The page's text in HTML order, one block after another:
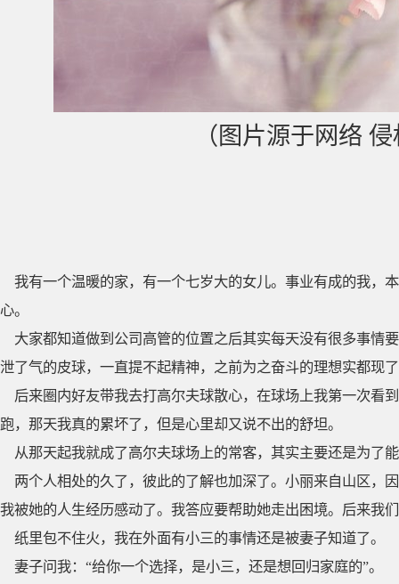
（图片源于网络
我有一个温暖的家，有一个七岁大的女儿。事业有成的我，
心。
大家都知道做到公司高管的位置之后其实每天没有很多事情
泄了气的皮球，一直提不起精神，之前为之奋斗的理想实都现
后来圈内好友带我去打高尔夫球散心，在球场上我第一次看
跑，那天我真的累坏了，但是心里却又说不出的舒坦。
从那天起我就成了高尔夫球场上的常客，其实主要还是为了
两个人相处的久了，彼此的了解也加深了。小丽来自山区，
我被她的人生经历感动了。我答应要帮助她走出困境。后来我
纸里包不住火，我在外面有小三的事情还是被妻子知道了。
妻子问我：“给你一个选择，是小三，还是想回归家庭的”。